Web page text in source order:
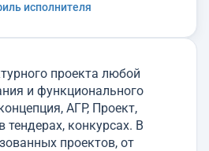
проекта любой
и функционального
АГР, Проект,
тендерах, конкурсах. В
проектов, от
исполнителя